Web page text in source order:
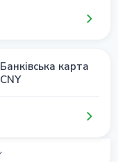
Банківська карта
CNY